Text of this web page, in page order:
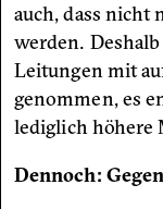
auch, dass nicht
werden.
Leitungen mit
genommen, es
lediglich höhere
Dennoch: